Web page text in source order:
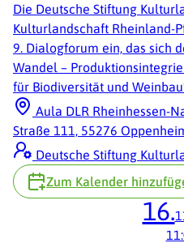
Die Deutsche Stiftung
Kulturlandschaft Rheinland-
9. Dialogforum ein, das sich
Wandel –
für Biodiversität und
Aula DLR Rheinhessen-
Straße 111, 55276
Deutsche Stiftung
Zum Kalender
16.